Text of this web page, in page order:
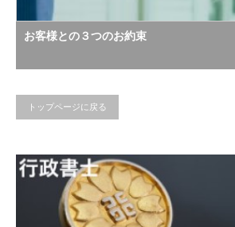
お客様との３つのお約束
トップページに戻る